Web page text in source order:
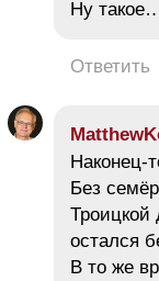
Ну
Ответить
Наконец-
Без
Троицкой
остался
В то же